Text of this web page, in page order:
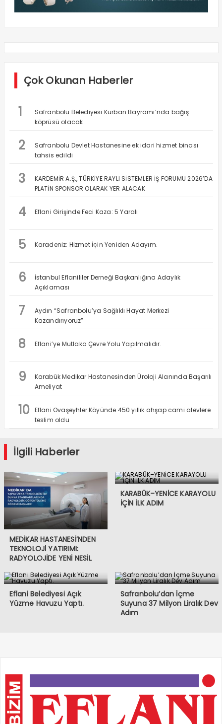
Çok Okunan Haberler
1
Safranbolu Belediyesi Kurban Bayramı’nda bağış
köprüsü olacak
2
Safranbolu Devlet Hastanesine ek idari hizmet binası
tahsis edildi
3
KARDEMİR A.Ş., TÜRKİYE RAYLI SİSTEMLER İŞ FORUMU 2026’DA
PLATİN SPONSOR OLARAK YER ALACAK
4 Eflani Girişinde Feci Kaza: 5 Yaralı
5 Karadeniz: Hizmet İçin Yeniden Adayım.
6
İstanbul Eflanililer Derneği Başkanlığına Adaylık
Açıklaması
7
Aydın “Safranbolu’ya Sağlıklı Hayat Merkezi
Kazandırıyoruz”
8 Eflani’ye Mutlaka Çevre Yolu Yapılmalıdır.
9
Karabük Medikar Hastanesinden Üroloji Alanında Başarılı
Ameliyat
10 Eflani Ovaşeyhler Köyünde 450 yıllık ahşap cami alevlere
teslim oldu
İlgili Haberler
MEDİKAR HASTANESİ’NDEN
TEKNOLOJİ YATIRIMI:
RADYOLOJİDE YENİ NESİL
KARABÜK–YENİCE KARAYOLU
İÇİN İLK ADIM
Eflani Belediyesi Açık
Yüzme Havuzu Yaptı.
Safranbolu’dan İçme
Suyuna 37 Milyon Liralık Dev
Adım